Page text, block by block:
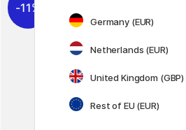
11%
Germany (EUR)
Netherlands (EUR)
United Kingdom (GBP)
Rest of EU (EUR)